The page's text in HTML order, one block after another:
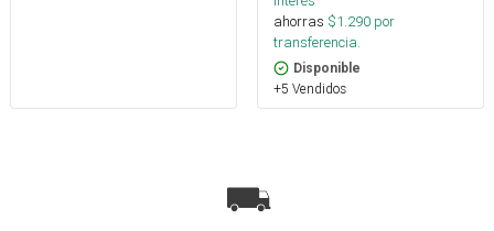
ahorras $1.290 por
transferencia.
Disponible
+5 Vendidos